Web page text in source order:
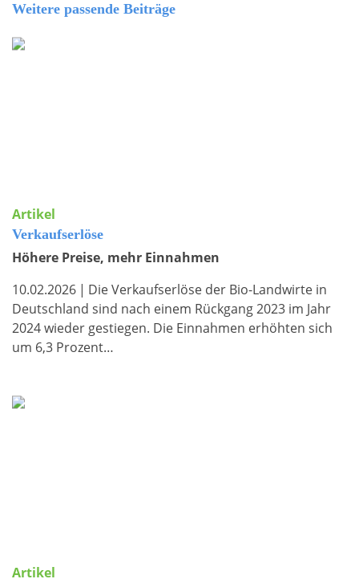
Weitere passende Beiträge
Artikel
Verkaufserlöse
Höhere Preise, mehr Einnahmen
10.02.2026 | Die Verkaufserlöse der Bio-Landwirte in
Deutschland sind nach einem Rückgang 2023 im Jahr
2024 wieder gestiegen. Die Einnahmen erhöhten sich
um 6,3 Prozent…
Artikel